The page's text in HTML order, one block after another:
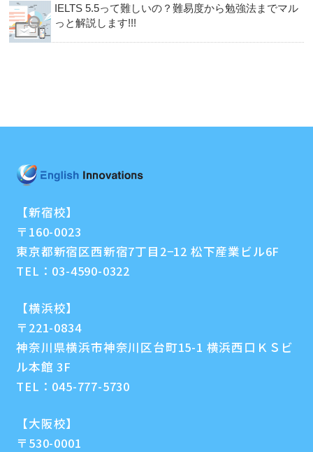
IELTS 5.5って難しいの？難易度から勉強法までマル
っと解説します!!!
【新宿校】
〒160-0023
東京都新宿区西新宿7丁目2−12 松下産業ビル6F
TEL： 03-4590-0322
【横浜校】
〒221-0834
神奈川県横浜市神奈川区台町15-1 横浜西口ＫＳビ
ル本館 3F
TEL： 045-777-5730
【大阪校】
〒530-0001